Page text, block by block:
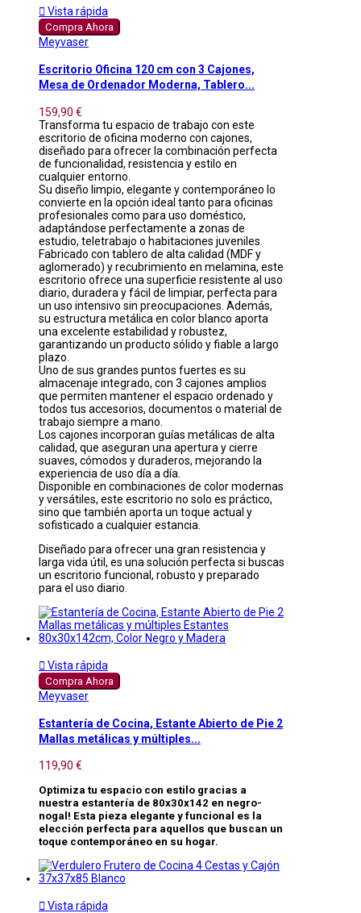
 Vista rápida
Compra Ahora
Meyvaser
Escritorio Oficina 120 cm con 3 Cajones,
Mesa de Ordenador Moderna, Tablero...
159,90 €
Transforma tu espacio de trabajo con este
escritorio de oficina moderno con cajones,
diseñado para ofrecer la combinación perfecta
de funcionalidad, resistencia y estilo en
cualquier entorno.
Su diseño limpio, elegante y contemporáneo lo
convierte en la opción ideal tanto para oficinas
profesionales como para uso doméstico,
adaptándose perfectamente a zonas de
estudio, teletrabajo o habitaciones juveniles.
Fabricado con tablero de alta calidad (MDF y
aglomerado) y recubrimiento en melamina, este
escritorio ofrece una superficie resistente al uso
diario, duradera y fácil de limpiar, perfecta para
un uso intensivo sin preocupaciones. Además,
su estructura metálica en color blanco aporta
una excelente estabilidad y robustez,
garantizando un producto sólido y fiable a largo
plazo.
Uno de sus grandes puntos fuertes es su
almacenaje integrado, con 3 cajones amplios
que permiten mantener el espacio ordenado y
todos tus accesorios, documentos o material de
trabajo siempre a mano.
Los cajones incorporan guías metálicas de alta
calidad, que aseguran una apertura y cierre
suaves, cómodos y duraderos, mejorando la
experiencia de uso día a día.
Disponible en combinaciones de color modernas
y versátiles, este escritorio no solo es práctico,
sino que también aporta un toque actual y
sofisticado a cualquier estancia.
Diseñado para ofrecer una gran resistencia y
larga vida útil, es una solución perfecta si buscas
un escritorio funcional, robusto y preparado
para el uso diario.
 Vista rápida
Compra Ahora
Meyvaser
Estantería de Cocina, Estante Abierto de Pie 2
Mallas metálicas y múltiples...
119,90 €
Optimiza tu espacio con estilo gracias a
nuestra estantería de 80x30x142 en negro-
nogal! Esta pieza elegante y funcional es la
elección perfecta para aquellos que buscan un
toque contemporáneo en su hogar.
 Vista rápida